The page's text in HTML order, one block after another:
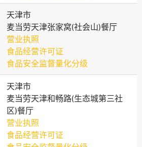
天津市
麦当劳天津张家窝(社会山)餐厅
营业执照
食品经营许可证
食品安全监督量化分级
天津市
麦当劳天津和畅路(生态城第三社
区)餐厅
营业执照
食品经营许可证